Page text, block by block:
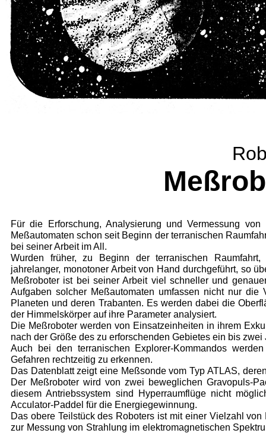
Für die Erforschung, Analysierung und Vermessung
Meßautomaten schon seit Beginn der terranischen
bei seiner Arbeit im All.
Wurden früher, zu Beginn der terranischen
jahrelanger, monotoner Ar­beit von Hand durchgeführt, so
Meßroboter ist bei seiner Arbeit viel schnel­ler und
Aufgaben solcher Meßautomaten umfassen nicht nur
Planeten und deren Trabanten. Es wer­den dabei die
der Him­melskörper auf ihre Parameter analysiert.
Die Meßroboter werden von Einsatzeinheiten in ih­rem
nach der Größe des zu erforschenden Gebietes ein bis
Auch bei den terranischen Explorer-Kommandos
Gefahren rechtzeitig zu er­kennen.
Das Datenblatt zeigt eine Meßsonde vom Typ AT­LAS,
Der Meßroboter wird von zwei beweglichen Gravopuls-
diesem Antriebssystem sind Hyperraumflü­ge nicht
Acculator-Paddel für die Energiegewinnung.
Das obere Teilstück des Roboters ist mit einer Viel­zahl
zur Messung von Strahlung im elektromagnetischen